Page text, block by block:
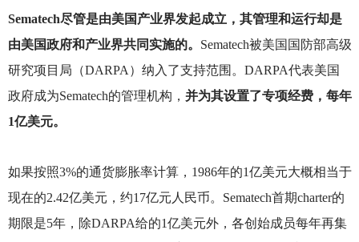
Sematech尽管是由美国产业界发起成立，其管理和运行却是
由美国政府和产业界共同实施的。 Sematech被美国国防部高级
研究项目局（DARPA）纳入了支持范围。DARPA代表美国
政府成为Sematech的管理机构， 并为其设置了专项经费，每年
1亿美元。
如果按照3%的通货膨胀率计算，1986年的1亿美元大概相当于
现在的2.42亿美元，约17亿元人民币。Sematech首期charter的
期限是5年，除DARPA给的1亿美元外，各创始成员每年再集